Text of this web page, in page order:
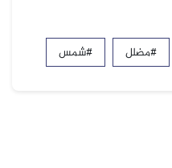
#مضلل #شمس